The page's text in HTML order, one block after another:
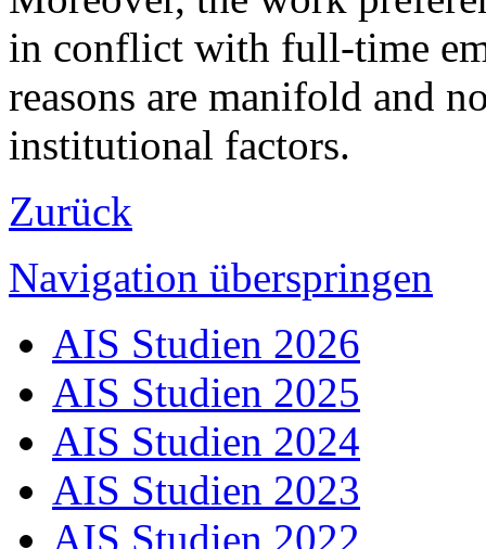
in conflict with full-time
reasons are manifold and
institutional factors.
Zurück
Navigation überspringen
AIS Studien 2026
AIS Studien 2025
AIS Studien 2024
AIS Studien 2023
AIS Studien 2022